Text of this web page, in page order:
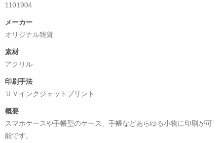
1101904
メーカー
オリジナル雑貨
素材
アクリル
印刷手法
ＵＶインクジェットプリント
概要
スマホケースや手帳型のケース、手帳などあらゆる小物に印刷が可
能です。